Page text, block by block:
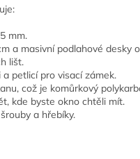
mm.
a masivní podlahové desky
lišt.
petlicí pro visací zámek.
což je komůrkový
kde byste okno chtěli mít.
a hřebíky.